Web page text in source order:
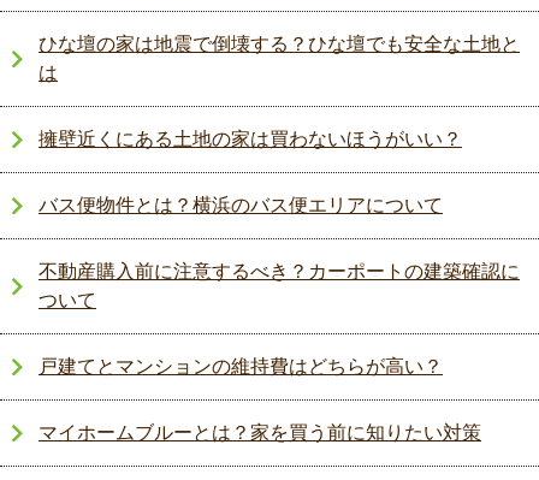
ひな壇の家は地震で倒壊する？ひな壇でも安全な土地と
は
擁壁近くにある土地の家は買わないほうがいい？
バス便物件とは？横浜のバス便エリアについて
不動産購入前に注意するべき？カーポートの建築確認に
ついて
戸建てとマンションの維持費はどちらが高い？
マイホームブルーとは？家を買う前に知りたい対策